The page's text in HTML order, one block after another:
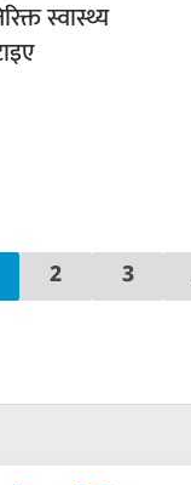
स्वास्थ्य
2 3